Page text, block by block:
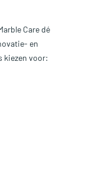
Care dé
en
kiezen voor: